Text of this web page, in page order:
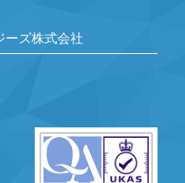
ーズ株式会社